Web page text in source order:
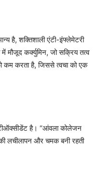
है, शक्तिशाली एंटी-इंफ्लेमेटरी
मौजूद कर्क्युमिन, जो सक्रिय तत्व
करता है, जिससे त्वचा को एक
है। “आंवला कोलेजन
लचीलापन और चमक बनी रहती